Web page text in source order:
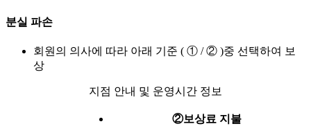
분실 파손
회원의 의사에 따라 아래 기준 ( ① / ② )중 선택하여 보
상
지점 안내 및 운영시간 정보
②보상료 지불